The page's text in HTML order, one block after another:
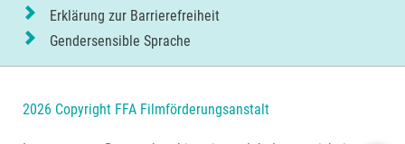
Erklärung zur Barrierefreiheit
Gendersensible Sprache
2026 Copyright FFA Filmförderungsanstalt